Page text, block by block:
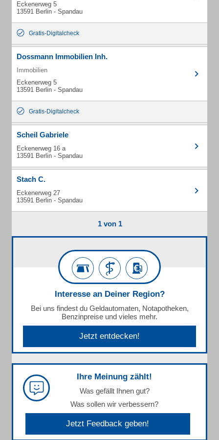
Eckenerweg 5
13591 Berlin - Spandau
Gratis-Digitalcheck
Dossmann Immobilien Inh.
Immobilien
Eckenerweg 5
13591 Berlin - Spandau
Gratis-Digitalcheck
Scheil Gabriele
Eckenerweg 16 a
13591 Berlin - Spandau
Stach C.
Eckenerweg 27
13591 Berlin - Spandau
1 von 1
Interesse an Deiner Region?
Bei uns findest du Geldautomaten, Notapotheken,
Benzinpreise und vieles mehr.
Jetzt entdecken!
Ihre Meinung zählt!
Was gefällt Ihnen gut?
Was sollen wir verbessern?
Jetzt Feedback geben!